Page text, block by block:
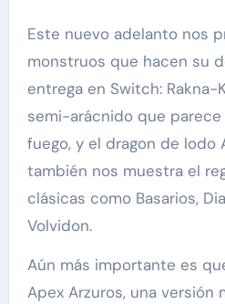
Este nuevo adelanto nos
monstruos que hacen su
entrega en Switch: Rakna-
semi-arácnido que parece
fuego, y el dragon de lodo
también nos muestra el
clásicas como Basarios,
Volvidon.
Aún más importante es
Apex Arzuros, una versión